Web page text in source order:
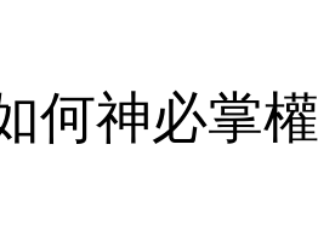
何神必掌權